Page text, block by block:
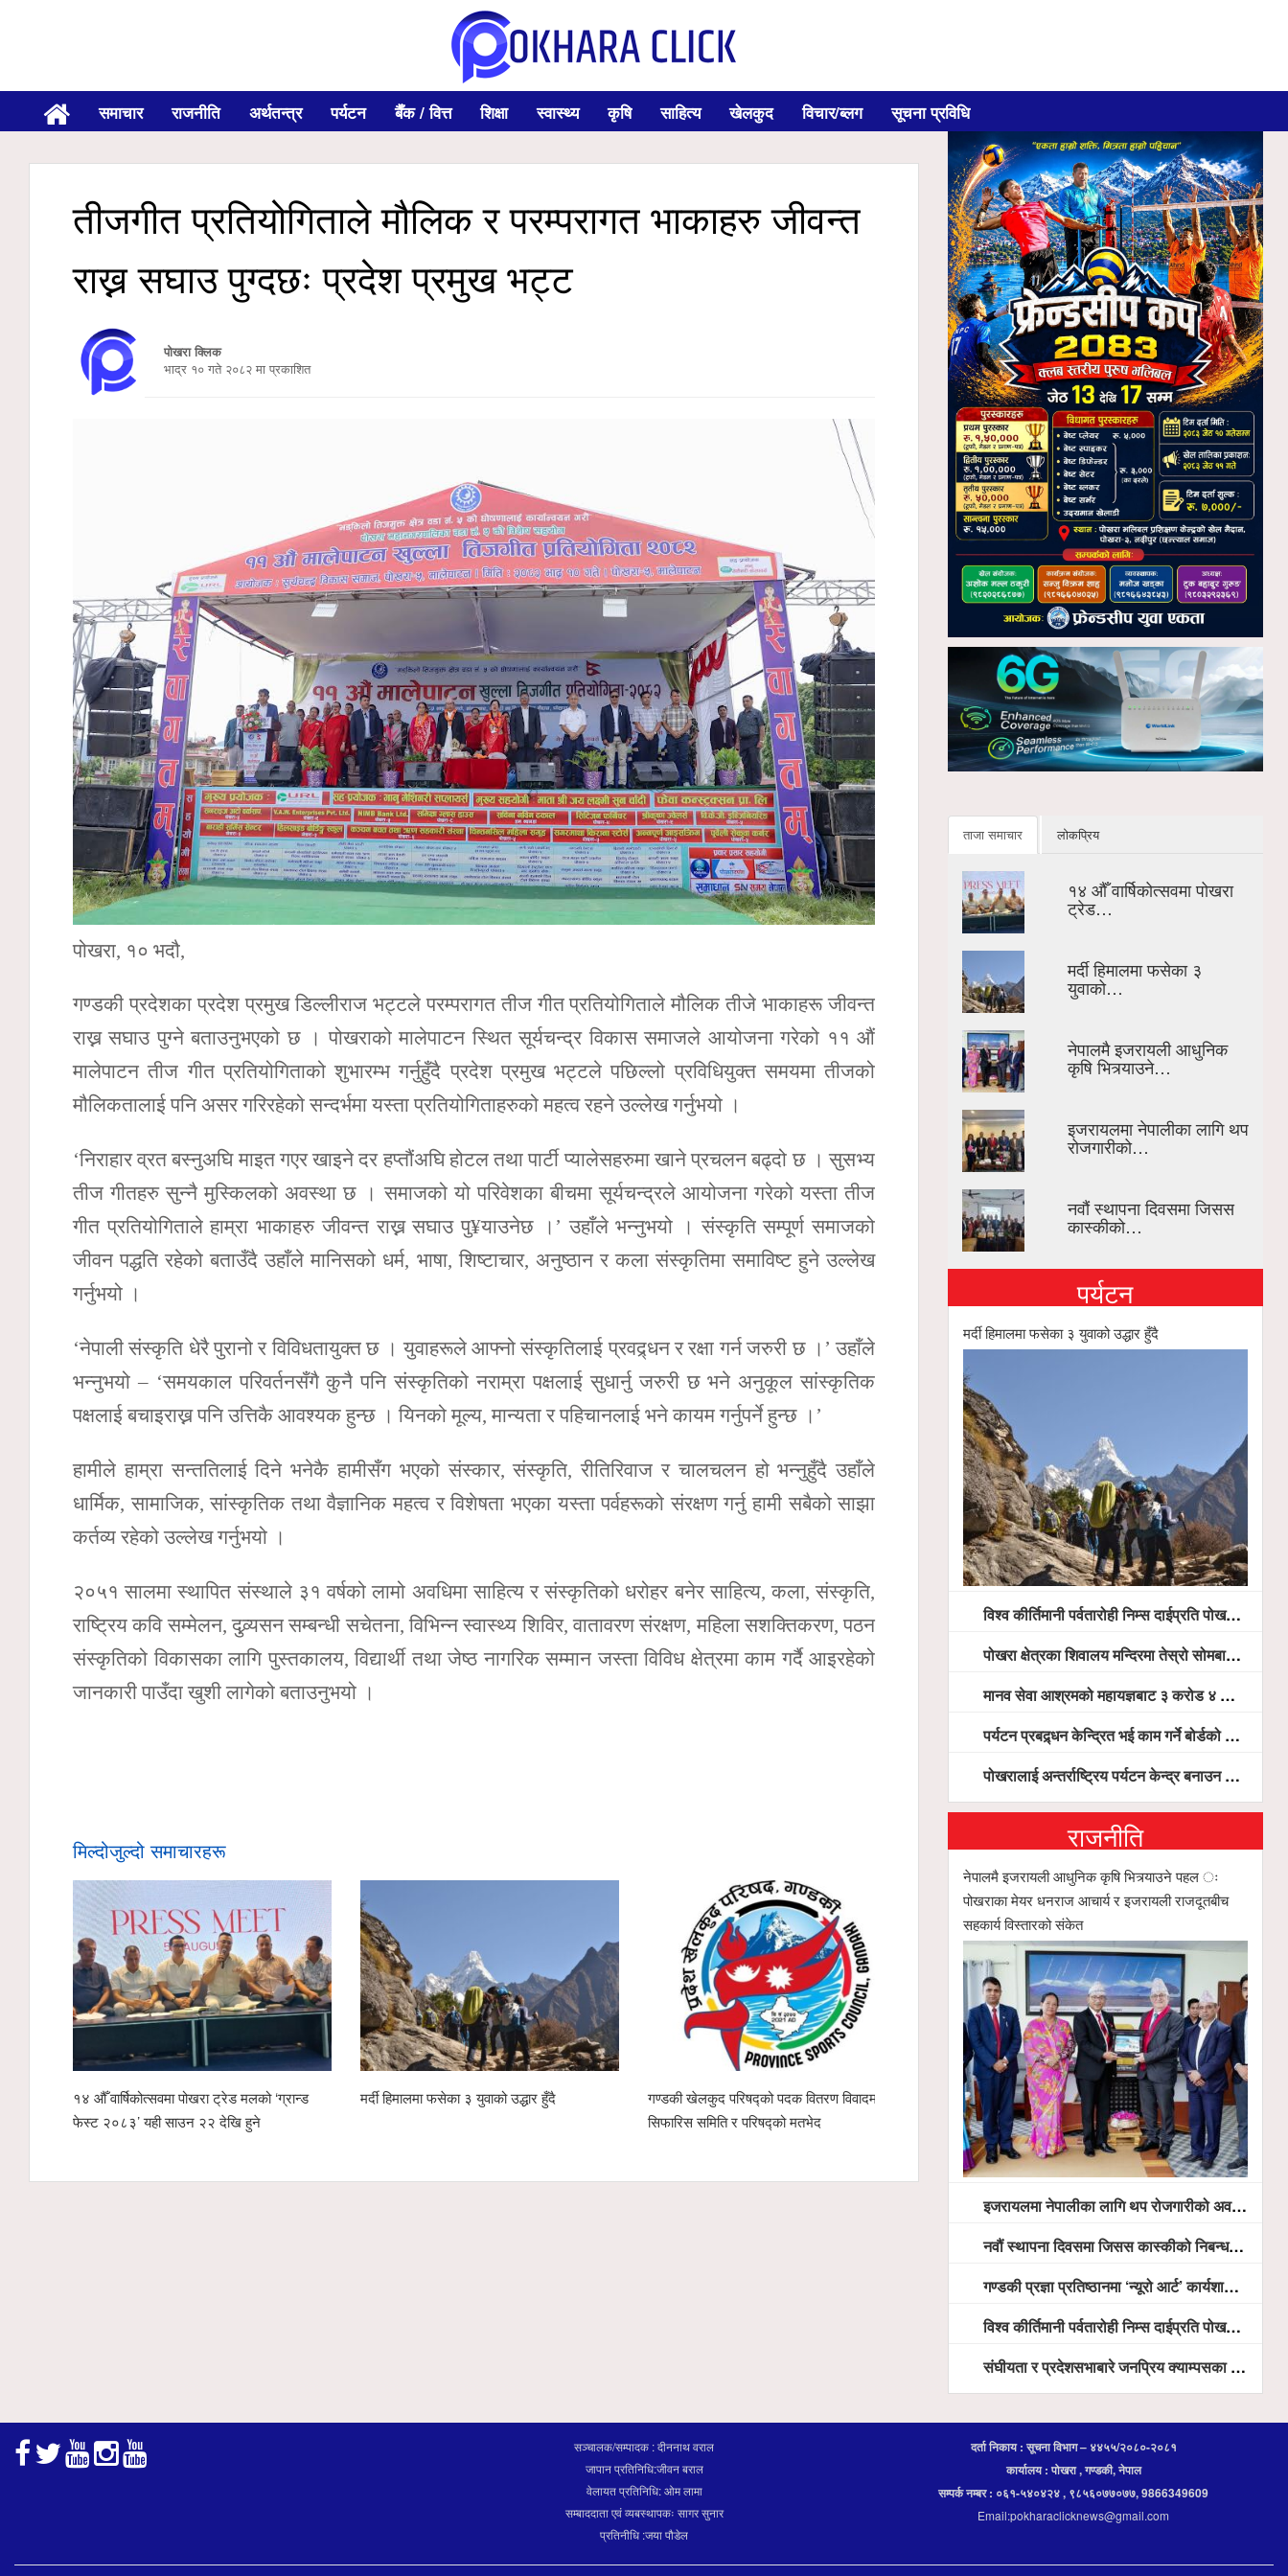
समाचार राजनीति अर्थतन्त्र पर्यटन बैँक / वित्त शिक्षा स्वास्थ्य कृषि साहित्य खेलकुद विचार/ब्लग सूचना प्रविधि
तीजगीत प्रतियोगिताले मौलिक र परम्परागत भाकाहरु जीवन्त
राख्न सघाउ पुग्दछः प्रदेश प्रमुख भट्ट
पोखरा क्लिक
भाद्र १० गते २०८२ मा प्रकाशित
पोखरा, १० भदौ,
गण्डकी प्रदेशका प्रदेश प्रमुख डिल्लीराज भट्टले परम्परागत तीज गीत प्रतियोगिताले मौलिक तीजे भाकाहरू जीवन्त
राख्न सघाउ पुग्ने बताउनुभएको छ । पोखराको मालेपाटन स्थित सूर्यचन्द्र विकास समाजले आयोजना गरेको ११ औं
मालेपाटन तीज गीत प्रतियोगिताको शुभारम्भ गर्नुहुँदै प्रदेश प्रमुख भट्टले पछिल्लो प्रविधियुक्त समयमा तीजको
मौलिकतालाई पनि असर गरिरहेको सन्दर्भमा यस्ता प्रतियोगिताहरुको महत्व रहने उल्लेख गर्नुभयो ।
‘निराहार व्रत बस्नुअघि माइत गएर खाइने दर हप्तौंअघि होटल तथा पार्टी प्यालेसहरुमा खाने प्रचलन बढ्दो छ । सुसभ्य
तीज गीतहरु सुन्नै मुस्किलको अवस्था छ । समाजको यो परिवेशका बीचमा सूर्यचन्द्रले आयोजना गरेको यस्ता तीज
गीत प्रतियोगिताले हाम्रा भाकाहरु जीवन्त राख्न सघाउ पु¥याउनेछ ।’ उहाँले भन्नुभयो । संस्कृति सम्पूर्ण समाजको
जीवन पद्धति रहेको बताउँदै उहाँले मानिसको धर्म, भाषा, शिष्टाचार, अनुष्ठान र कला संस्कृतिमा समाविष्ट हुने उल्लेख
गर्नुभयो ।
‘नेपाली संस्कृति धेरै पुरानो र विविधतायुक्त छ । युवाहरूले आफ्नो संस्कृतिलाई प्रवद्र्धन र रक्षा गर्न जरुरी छ ।’ उहाँले
भन्नुभयो – ‘समयकाल परिवर्तनसँगै कुनै पनि संस्कृतिको नराम्रा पक्षलाई सुधार्नु जरुरी छ भने अनुकूल सांस्कृतिक
पक्षलाई बचाइराख्न पनि उत्तिकै आवश्यक हुन्छ । यिनको मूल्य, मान्यता र पहिचानलाई भने कायम गर्नुपर्ने हुन्छ ।’
हामीले हाम्रा सन्ततिलाई दिने भनेकै हामीसँग भएको संस्कार, संस्कृति, रीतिरिवाज र चालचलन हो भन्नुहुँदै उहाँले
धार्मिक, सामाजिक, सांस्कृतिक तथा वैज्ञानिक महत्व र विशेषता भएका यस्ता पर्वहरूको संरक्षण गर्नु हामी सबैको साझा
कर्तव्य रहेको उल्लेख गर्नुभयो ।
२०५१ सालमा स्थापित संस्थाले ३१ वर्षको लामो अवधिमा साहित्य र संस्कृतिको धरोहर बनेर साहित्य, कला, संस्कृति,
राष्ट्रिय कवि सम्मेलन, दुव्र्यसन सम्बन्धी सचेतना, विभिन्न स्वास्थ्य शिविर, वातावरण संरक्षण, महिला सशक्तिकरण, पठन
संस्कृतिको विकासका लागि पुस्तकालय, विद्यार्थी तथा जेष्ठ नागरिक सम्मान जस्ता विविध क्षेत्रमा काम गर्दै आइरहेको
जानकारी पाउँदा खुशी लागेको बताउनुभयो ।
मिल्दोजुल्दो समाचारहरू
१४ औँ वार्षिकोत्सवमा पोखरा ट्रेड मलको ‘ग्रान्ड
फेस्ट २०८३’ यही साउन २२ देखि हुने
मर्दी हिमालमा फसेका ३ युवाको उद्धार हुँदै
गण्डकी खेलकुद परिषद्को पदक वितरण विवादमा,
सिफारिस समिति र परिषद्को मतभेद
खेलकुद पत्रकार मञ्चका सदस्य तथा फोटो पत्रकार
उमेश पुनलाई मातृशोक
पोखरा
हाम्रो इको
अर्गानिक
ताजा समाचार लोकप्रिय
१४ औँ वार्षिकोत्सवमा पोखरा
ट्रेड…
मर्दी हिमालमा फसेका ३
युवाको…
नेपालमै इजरायली आधुनिक
कृषि भित्र्याउने…
इजरायलमा नेपालीका लागि थप
रोजगारीको…
नवौं स्थापना दिवसमा जिसस
कास्कीको…
पर्यटन
मर्दी हिमालमा फसेका ३ युवाको उद्धार हुँदै
विश्व कीर्तिमानी पर्वतारोही निम्स दाईप्रति पोखरामा श्रद्धाञ्जली, दीप प्रज्वलन गर्दै योगदानको प्रशंसा (भिडियो सहित)
पोखरा क्षेत्रका शिवालय मन्दिरमा तेस्रो सोमबार भक्तजनको बिहानैदेखि घुइँचो
मानव सेवा आश्रमको महायज्ञबाट ३ करोड ४ लाख ५९ हजार बचत, १ करोड ४४ लाख उठ्न बाँकी, विना संचार माध्यम तर प्रचार प्रसारमै भयो १९ लाख खर्च !
पर्यटन प्रबद्र्धन केन्द्रित भई काम गर्ने बोर्डको योजना छः सदस्य पोखरेल, चलिय पोखरालाई थप प्रभावकारी बनाउन होटल संघको माग
पोखरालाई अन्तर्राष्ट्रिय पर्यटन केन्द्र बनाउन पूर्वाधार, हवाई पहुँच र प्राकृतिक सम्पदाको संरक्षणमा सरकार केन्द्रित हुन्छः मन्त्री पौडेल
राजनीति
नेपालमै इजरायली आधुनिक कृषि भित्र्याउने पहल ः
पोखराका मेयर धनराज आचार्य र इजरायली राजदूतबीच
सहकार्य विस्तारको संकेत
इजरायलमा नेपालीका लागि थप रोजगारीको अवसर विस्तार गरिने ः राजदूत बास
नवौं स्थापना दिवसमा जिसस कास्कीको निबन्ध प्रतियोगिता
गण्डकी प्रज्ञा प्रतिष्ठानमा ‘न्यूरो आर्ट’ कार्यशाला, भाषा शुद्धता अभियानदेखि अनुसन्धान प्रवर्द्धनसम्मका कार्यक्रम हुँदै
विश्व कीर्तिमानी पर्वतारोही निम्स दाईप्रति पोखरामा श्रद्धाञ्जली, दीप प्रज्वलन गर्दै योगदानको प्रशंसा (भिडियो सहित)
संघीयता र प्रदेशसभाबारे जनप्रिय क्याम्पसका विद्यार्थीलाई अभिमुखीकरण
सञ्चालक/सम्पादक : दीननाथ वराल
जापान प्रतिनिधि:जीवन बराल
वेलायत प्रतिनिधि: ओम लामा
सम्बाददाता एवं व्यबस्थापकः सागर सुनार
प्रतिनीधि :जया पौडेल
दर्ता निकाय : सूचना विभाग – ४४५५/२०८०-२०८१
कार्यालय : पोखरा , गण्डकी, नेपाल
सम्पर्क नम्बर : ०६१-५४०४२४ , ९८५६०७७०७७, 9866349609
Email:pokharaclicknews@gmail.com